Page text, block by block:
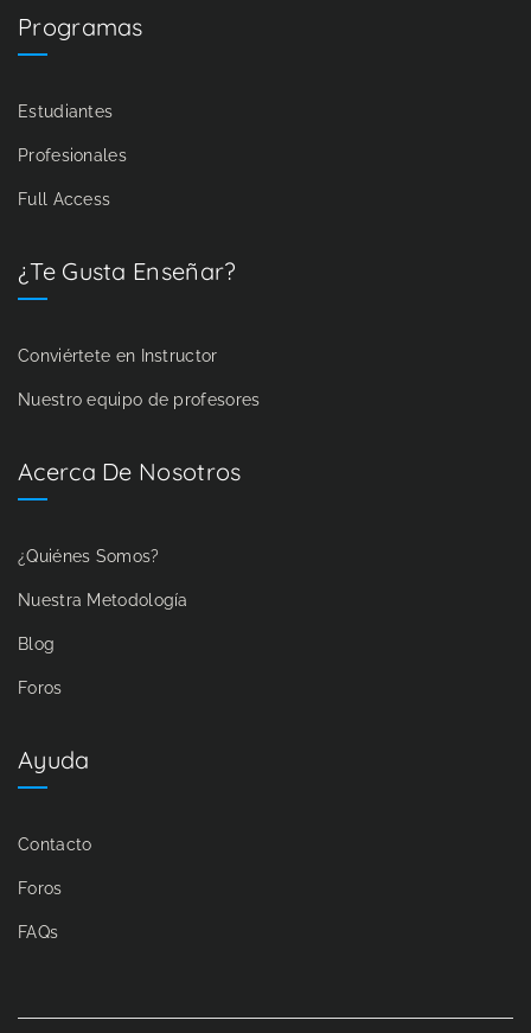
Programas
Estudiantes
Profesionales
Full Access
¿Te Gusta Enseñar?
Conviértete en Instructor
Nuestro equipo de profesores
Acerca De Nosotros
¿Quiénes Somos?
Nuestra Metodología
Blog
Foros
Ayuda
Contacto
Foros
FAQs